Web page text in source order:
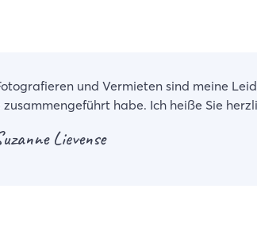
und Vermieten sind meine
zusammengeführt habe. Ich heiße Sie
Lievense